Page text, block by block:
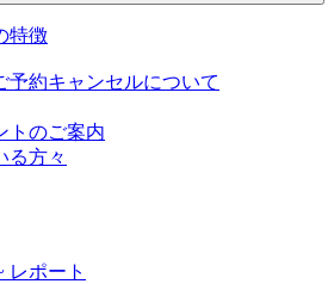
特徴
予約キャンセルについて
トのご案内
る方々
レポート